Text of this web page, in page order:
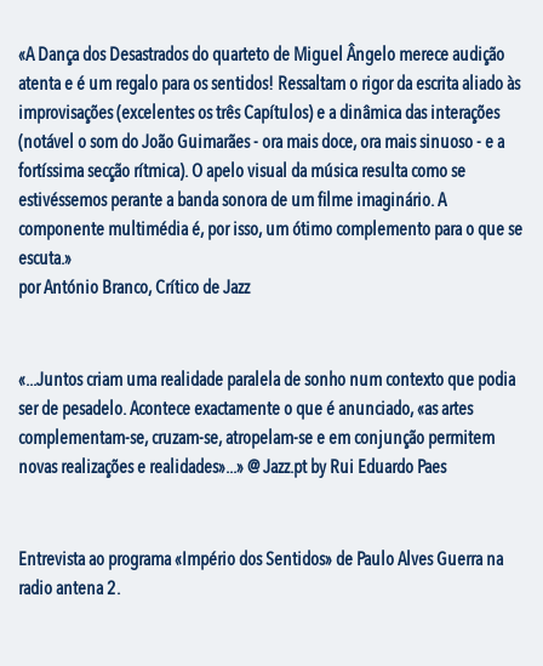
«ADança dos Desastradosdo quarteto de Miguel Ângelo merece audição
atenta e é um regalo para os sentidos! Ressaltam o rigor da escrita aliado às
improvisações (excelentes os trêsCapítulos) e a dinâmica das interações
(notável o som do João Guimarães - ora mais doce, ora mais sinuoso - e a
fortíssima secção rítmica). O apelo visual da música resulta como se
estivéssemos perante a banda sonora de um filme imaginário. A
componente multimédia é, por isso, um ótimo complemento para o que se
escuta.»
por António Branco, Crítico de Jazz
«...Juntos criam uma realidade paralela de sonho num contexto que podia
ser de pesadelo. Acontece exactamente o que é anunciado, «as artes
complementam-se, cruzam-se, atropelam-se e em conjunção permitem
novas realizações e realidades»...» @ Jazz.pt by Rui Eduardo Paes
Entrevista ao programa «Império dos Sentidos» de Paulo Alves Guerra na
radio antena 2.